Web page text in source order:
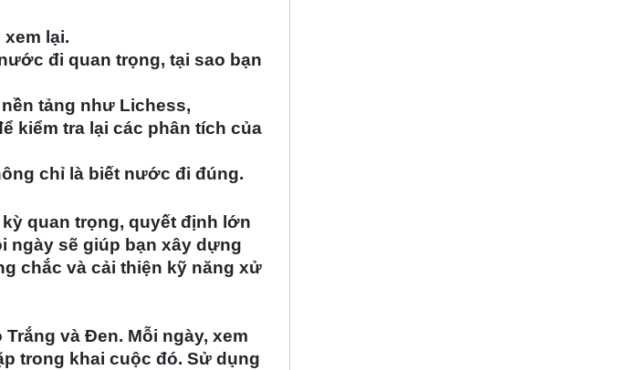
lại.
đi quan trọng, tại sao bạn
tảng như Lichess,
kiểm tra lại các phân tích của
chỉ là biết nước đi đúng.
quan trọng, quyết định lớn
ngày sẽ giúp bạn xây dựng
chắc và cải thiện kỹ năng xử
và Đen. Mỗi ngày, xem
trong khai cuộc đó. Sử dụng